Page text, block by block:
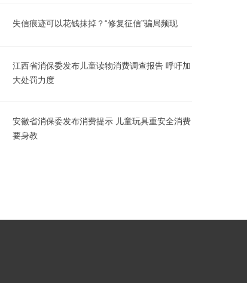
失信痕迹可以花钱抹掉？“修复征信”骗局频现
江西省消保委发布儿童读物消费调查报告 呼吁加
大处罚力度
安徽省消保委发布消费提示 儿童玩具重安全消费
要身教